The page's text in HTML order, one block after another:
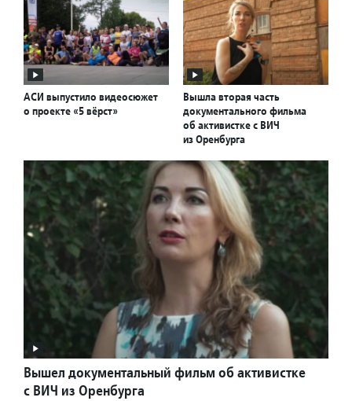
АСИ выпустило видеосюжет
о проекте «5 вёрст»
Вышла вторая часть
документального фильма
об активистке с ВИЧ
из Оренбурга
Вышел документальный фильм об активистке
с ВИЧ из Оренбурга